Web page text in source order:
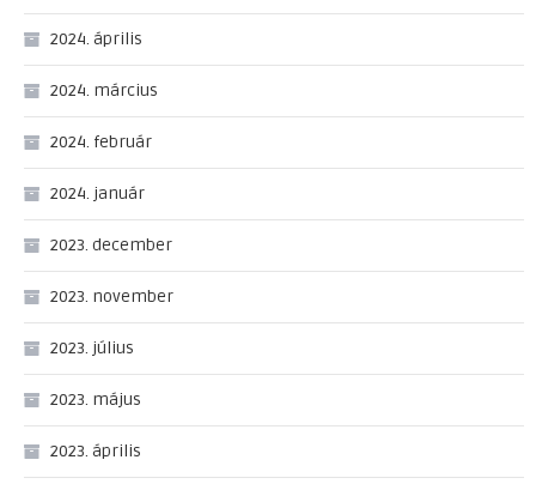
2024. április
2024. március
2024. február
2024. január
2023. december
2023. november
2023. július
2023. május
2023. április